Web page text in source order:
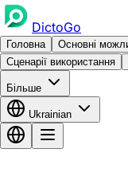
DictoGo
Головна Основні
Сценарії використання
Більше
Ukrainian